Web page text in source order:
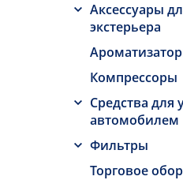
Аксессуары
экстерьера
Компрессоры
Средства для
автомобилем
Фильтры
Торговое